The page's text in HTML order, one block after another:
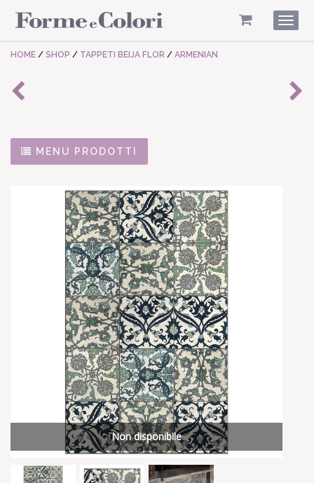
HOME / SHOP / TAPPETI BEIJA FLOR / ARMENIAN
MENU PRODOTTI
Non disponibile